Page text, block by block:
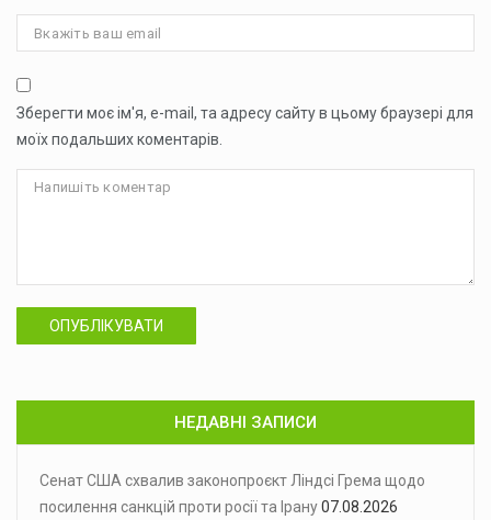
Зберегти моє ім'я, e-mail, та адресу сайту в цьому браузері для
моїх подальших коментарів.
ОПУБЛІКУВАТИ
НЕДАВНІ ЗАПИСИ
Сенат США схвалив законопроєкт Ліндсі Грема щодо
посилення санкцій проти росії та Ірану07.08.2026